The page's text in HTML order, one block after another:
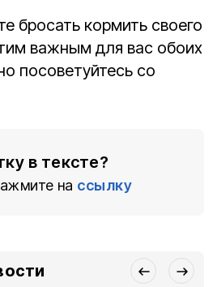
бросать кормить своего
важным для вас обоих
посоветуйтесь со
в тексте?
на ссылку